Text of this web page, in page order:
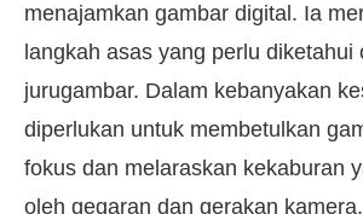
menajamkan gambar digital. Ia
langkah asas yang perlu diketahui
jurugambar. Dalam kebanyakan
diperlukan untuk membetulkan
fokus dan melaraskan kekaburan
oleh gegaran dan gerakan